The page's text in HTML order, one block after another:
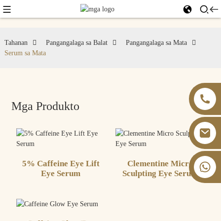
+86 13826059902
Tahanan Pangangalaga sa Balat
Pangangalaga sa Mata
Serum sa Mata
Mga Produkto
5% Caffeine Eye Lift
Eye Serum
Clementine Micro
Sculpting Eye Serum